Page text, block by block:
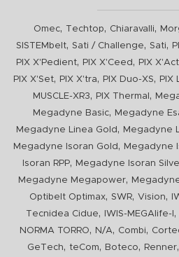
Omec, Techtop, Chiaravalli,
SISTEMbelt, Sati / Challenge, Sati,
PIX X'Pedient, PIX X'Ceed , PIX X'Act
PIX X'Set, PIX X'tra, PIX Duo-XS, PIX
MUSCLE-XR3, PIX Thermal ,
Megadyne Basic, Megadyne
Megadyne Linea Gold , Megadyne
Megadyne Isoran Gold , Megadyne
Isoran RPP, Megadyne Isoran
Megadyne Megapower,
Optibelt Optimax, SWR, Vision,
Tecnidea Cidue, IWIS-MEGAlife-I ,
NORMA TORRO, N/A, Combi,
GeTech, teCom, Boteco, Renner,